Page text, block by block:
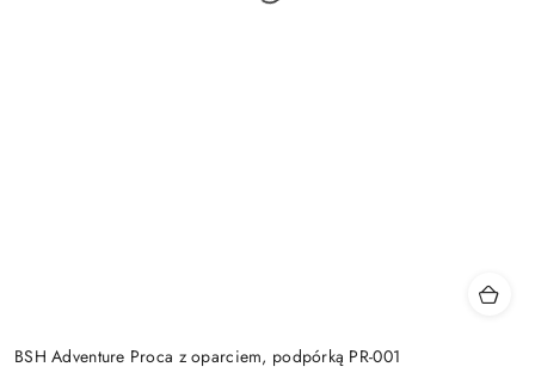
BSH Adventure Proca z oparciem, podpórką PR-001